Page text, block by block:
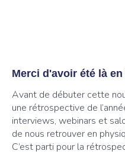
Merci d'avoir été là en
Avant de débuter cette
une rétrospective de
interviews, webinars et
de nous retrouver en
C’est parti pour la